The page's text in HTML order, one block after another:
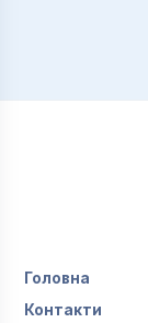
Головна
Контакти